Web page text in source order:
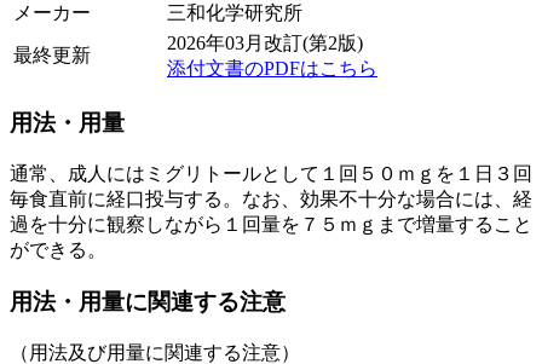
メーカー
三和化学研究所
最終更新
2026年03月改訂(第2版)
添付文書のPDFはこちら
用法・用量
通常、成人にはミグリトールとして１回５０ｍｇを１日３回
毎食直前に経口投与する。なお、効果不十分な場合には、経
過を十分に観察しながら１回量を７５ｍｇまで増量すること
ができる。
用法・用量に関連する注意
（用法及び用量に関連する注意）